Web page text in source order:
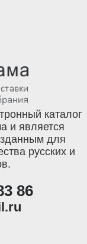
каталог
и является
для
русских и
86